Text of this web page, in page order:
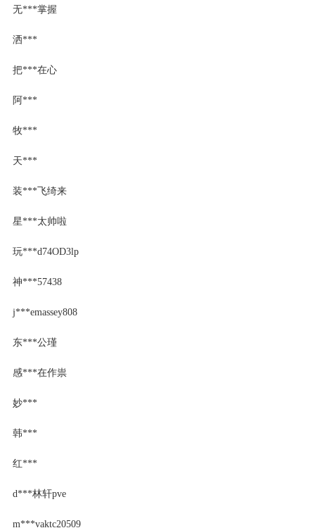
无***掌握
洒***
把***在心
阿***
牧***
天***
装***飞绮来
星***太帅啦
玩***d74OD3lp
神***57438
j***emassey808
东***公瑾
感***在作祟
妙***
韩***
红***
d***林轩pve
m***vaktc20509